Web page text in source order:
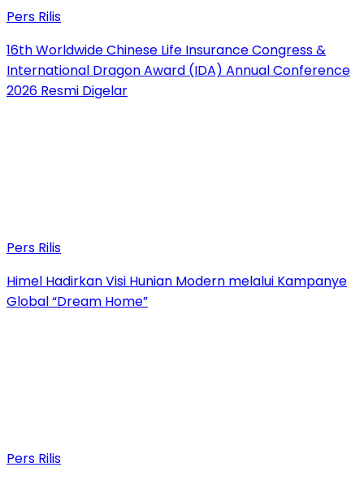
Pers Rilis
16th Worldwide Chinese Life Insurance Congress &
International Dragon Award (IDA) Annual Conference
2026 Resmi Digelar
Pers Rilis
Himel Hadirkan Visi Hunian Modern melalui Kampanye
Global “Dream Home”
Pers Rilis